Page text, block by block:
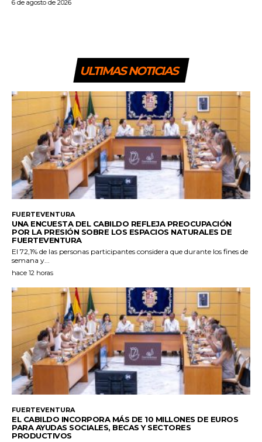
6 de agosto de 2026
ULTIMAS NOTICIAS
FUERTEVENTURA
UNA ENCUESTA DEL CABILDO REFLEJA PREOCUPACIÓN
POR LA PRESIÓN SOBRE LOS ESPACIOS NATURALES DE
FUERTEVENTURA
El 72,1% de las personas participantes considera que durante los fines de
semana y...
hace 12 horas
FUERTEVENTURA
EL CABILDO INCORPORA MÁS DE 10 MILLONES DE EUROS
PARA AYUDAS SOCIALES, BECAS Y SECTORES
PRODUCTIVOS